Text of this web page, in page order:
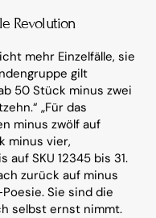
Revolution
mehr Einzelfälle, sie
gilt
50 Stück minus zwei
„Für das
minus zwölf auf
minus vier,
auf SKU 12345 bis 31.
zurück auf minus
Sie sind die
selbst ernst nimmt.